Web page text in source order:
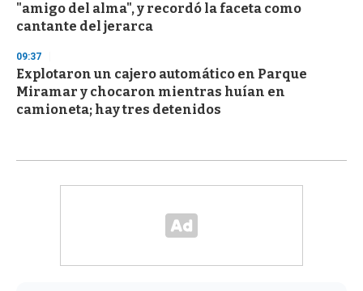
"amigo del alma", y recordó la faceta como
cantante del jerarca
09:37
Explotaron un cajero automático en Parque
Miramar y chocaron mientras huían en
camioneta; hay tres detenidos